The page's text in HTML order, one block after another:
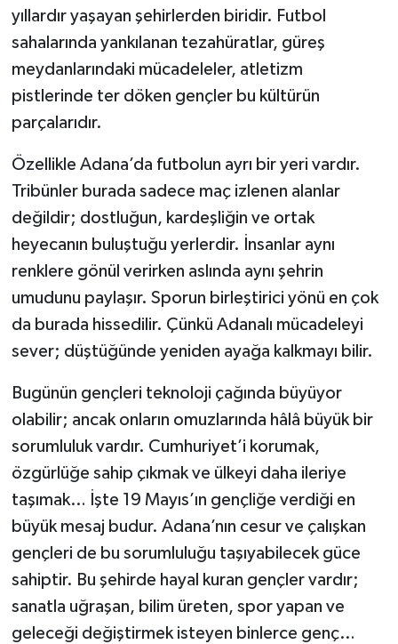
yıllardır yaşayan şehirlerden biridir. Futbol
sahalarında yankılanan tezahüratlar, güreş
meydanlarındaki mücadeleler, atletizm
pistlerinde ter döken gençler bu kültürün
parçalarıdır.
Özellikle Adana’da futbolun ayrı bir yeri vardır.
Tribünler burada sadece maç izlenen alanlar
değildir; dostluğun, kardeşliğin ve ortak
heyecanın buluştuğu yerlerdir. İnsanlar aynı
renklere gönül verirken aslında aynı şehrin
umudunu paylaşır. Sporun birleştirici yönü en çok
da burada hissedilir. Çünkü Adanalı mücadeleyi
sever; düştüğünde yeniden ayağa kalkmayı bilir.
Bugünün gençleri teknoloji çağında büyüyor
olabilir; ancak onların omuzlarında hâlâ büyük bir
sorumluluk vardır. Cumhuriyet’i korumak,
özgürlüğe sahip çıkmak ve ülkeyi daha ileriye
taşımak… İşte 19 Mayıs’ın gençliğe verdiği en
büyük mesaj budur. Adana’nın cesur ve çalışkan
gençleri de bu sorumluluğu taşıyabilecek güce
sahiptir. Bu şehirde hayal kuran gençler vardır;
sanatla uğraşan, bilim üreten, spor yapan ve
geleceği değiştirmek isteyen binlerce genç…